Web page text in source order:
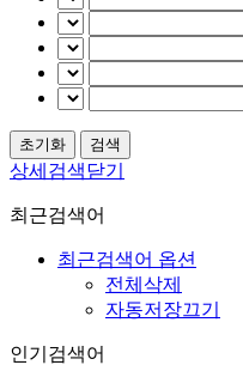
상세검색닫기
최근검색어
최근검색어 옵션
전체삭제
자동저장끄기
인기검색어